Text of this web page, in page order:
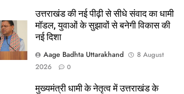
उत्तराखंड की नई पीढ़ी से सीधे संवाद का धामी
मॉडल, युवाओं के सुझावों से बनेगी विकास की
नई दिशा
Aage Badhta Uttarakhand
8 August
2026
0
मुख्यमंत्री धामी के नेतृत्व में उत्तराखंड के